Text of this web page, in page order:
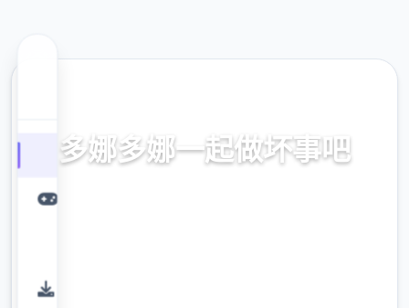
多娜多娜一起做坏事吧
官方中文，中文下载，中文入口，官网入口，